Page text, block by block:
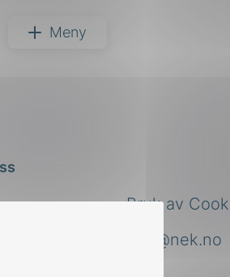
Meny
nek@nek.no
Bruk av